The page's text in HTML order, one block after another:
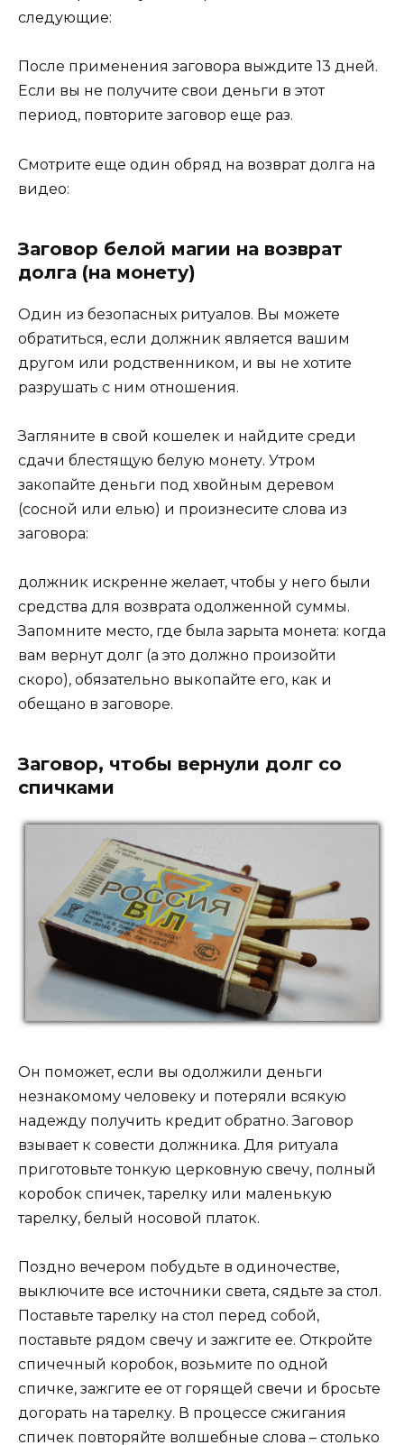
следующие:
После применения заговора выждите 13 дней.
Если вы не получите свои деньги в этот
период, повторите заговор еще раз.
Смотрите еще один обряд на возврат долга на
видео:
Заговор белой магии на возврат
долга (на монету)
Один из безопасных ритуалов. Вы можете
обратиться, если должник является вашим
другом или родственником, и вы не хотите
разрушать с ним отношения.
Загляните в свой кошелек и найдите среди
сдачи блестящую белую монету. Утром
закопайте деньги под хвойным деревом
(сосной или елью) и произнесите слова из
заговора:
должник искренне желает, чтобы у него были
средства для возврата одолженной суммы.
Запомните место, где была зарыта монета: когда
вам вернут долг (а это должно произойти
скоро), обязательно выкопайте его, как и
обещано в заговоре.
Заговор, чтобы вернули долг со
спичками
Он поможет, если вы одолжили деньги
незнакомому человеку и потеряли всякую
надежду получить кредит обратно. Заговор
взывает к совести должника. Для ритуала
приготовьте тонкую церковную свечу, полный
коробок спичек, тарелку или маленькую
тарелку, белый носовой платок.
Поздно вечером побудьте в одиночестве,
выключите все источники света, сядьте за стол.
Поставьте тарелку на стол перед собой,
поставьте рядом свечу и зажгите ее. Откройте
спичечный коробок, возьмите по одной
спичке, зажгите ее от горящей свечи и бросьте
догорать на тарелку. В процессе сжигания
спичек повторяйте волшебные слова – столько